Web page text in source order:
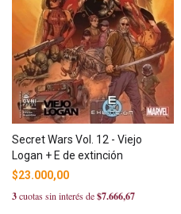
Secret Wars Vol. 12 - Viejo
Logan + E de extinción
$23.000,00
3cuotas sin interés de$7.666,67